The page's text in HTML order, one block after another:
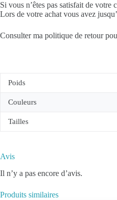
Si vous n’êtes pas satisfait de
Lors de votre achat vous avez
Consulter ma politique de retour
Poids
Couleurs
Tailles
Avis
Il n’y a pas encore d’avis.
Produits similaires